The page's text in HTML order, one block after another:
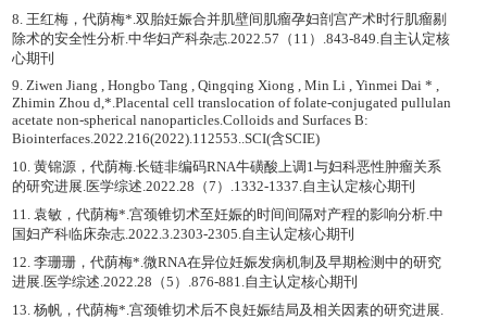
8. 王红梅，代荫梅*.双胎妊娠合并肌壁间肌瘤孕妇剖宫产术时行肌瘤剔
除术的安全性分析.中华妇产科杂志.2022.57（11）.843-849.自主认定核
心期刊
9. Ziwen Jiang , Hongbo Tang , Qingqing Xiong , Min Li , Yinmei Dai * ,
Zhimin Zhou d,*.Placental cell translocation of folate-conjugated pullulan
acetate non-spherical nanoparticles.Colloids and Surfaces B:
Biointerfaces.2022.216(2022).112553..SCI(含SCIE)
10. 黄锦源，代荫梅.长链非编码RNA牛磺酸上调1与妇科恶性肿瘤关系
的研究进展.医学综述.2022.28（7）.1332-1337.自主认定核心期刊
11. 袁敏，代荫梅*.宫颈锥切术至妊娠的时间间隔对产程的影响分析.中
国妇产科临床杂志.2022.3.2303-2305.自主认定核心期刊
12. 李珊珊，代荫梅*.微RNA在异位妊娠发病机制及早期检测中的研究
进展.医学综述.2022.28（5）.876-881.自主认定核心期刊
13. 杨帆，代荫梅*.宫颈锥切术后不良妊娠结局及相关因素的研究进展.